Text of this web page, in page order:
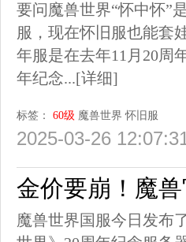
要问魔兽世界“怀中怀”
服，现在怀旧服也能套
年服是在去年11月20周
年纪念...[详细]
标签： 60级 魔兽世界 怀旧服
2025-03-26
金价要崩！魔
魔兽世界国服今日发布